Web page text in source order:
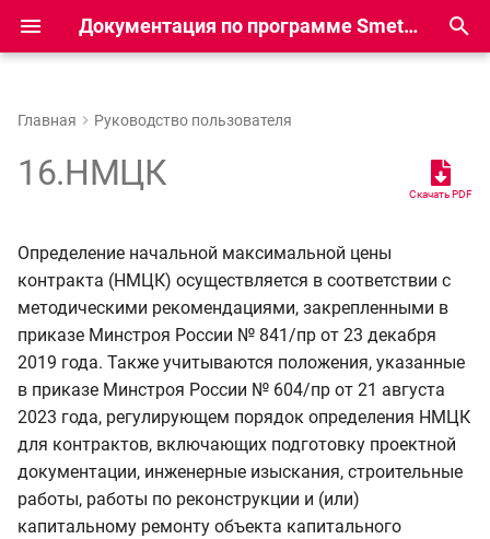
Документация по программе Smeta.RU
н
л
з
а
ц
и
Вкладка Исходные
данные
Вкладка Строительно-
Монтажные
Расчет с учетом долей
Индексы Фактической и
Прогнозной инфляции
12.1.0.1
12.1.0.0
12.0.0.2
12.0.0.1
12.0.0.0
11.15.0.0
11.14.0.0
11.13.0.0
11.12.0.1
11.12.0.0
2024 год 11.11.0.0
11.9.0.1
11.9.0.0
11.8.0.2
11.8.0.1
11.8.0.0
Главная Руководство пользователя
Скачать PDF
16.НМЦК
Определение начальной максимальной цены
контракта (НМЦК) осуществляется в соответствии с
методическими рекомендациями, закрепленными в
приказе Минстроя России № 841/пр от 23 декабря
2019 года. Также учитываются положения, указанные
в приказе Минстроя России № 604/пр от 21 августа
2023 года, регулирующем порядок определения НМЦК
для контрактов, включающих подготовку проектной
документации, инженерные изыскания, строительные
работы, работы по реконструкции и (или)
капитальному ремонту объекта капитального